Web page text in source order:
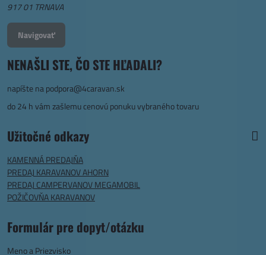
917 01 TRNAVA
Navigovať
NENAŠLI STE, ČO STE HĽADALI?
napíšte napodpora@4caravan.sk
do 24 h vám zašlemu cenovú ponuku vybraného tovaru
Užitočné odkazy
KAMENNÁ PREDAJŇA
PREDAJ KARAVANOV AHORN
PREDAJ CAMPERVANOV MEGAMOBIL
POŽIČOVŇA KARAVANOV
Formulár pre dopyt/otázku
Meno a Priezvisko